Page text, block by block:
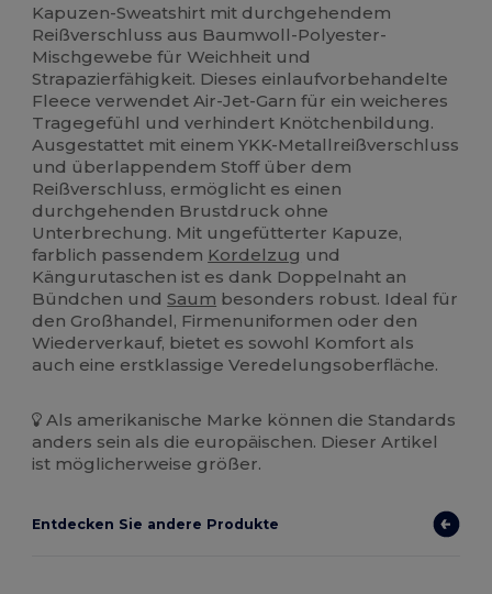
Kapuzen-Sweatshirt mit durchgehendem
Reißverschluss aus Baumwoll-Polyester-
Mischgewebe für Weichheit und
Strapazierfähigkeit. Dieses einlaufvorbehandelte
Fleece verwendet Air-Jet-Garn für ein weicheres
Tragegefühl und verhindert Knötchenbildung.
Ausgestattet mit einem YKK-Metallreißverschluss
und überlappendem Stoff über dem
Reißverschluss, ermöglicht es einen
durchgehenden Brustdruck ohne
Unterbrechung. Mit ungefütterter Kapuze,
farblich passendem Kordelzug und
Kängurutaschen ist es dank Doppelnaht an
Bündchen undSaum besonders robust. Ideal für
den Großhandel, Firmenuniformen oder den
Wiederverkauf, bietet es sowohl Komfort als
auch eine erstklassige Veredelungsoberfläche.
Als amerikanische Marke können die Standards
anders sein als die europäischen. Dieser Artikel
ist möglicherweise größer.
Entdecken Sie andere Produkte